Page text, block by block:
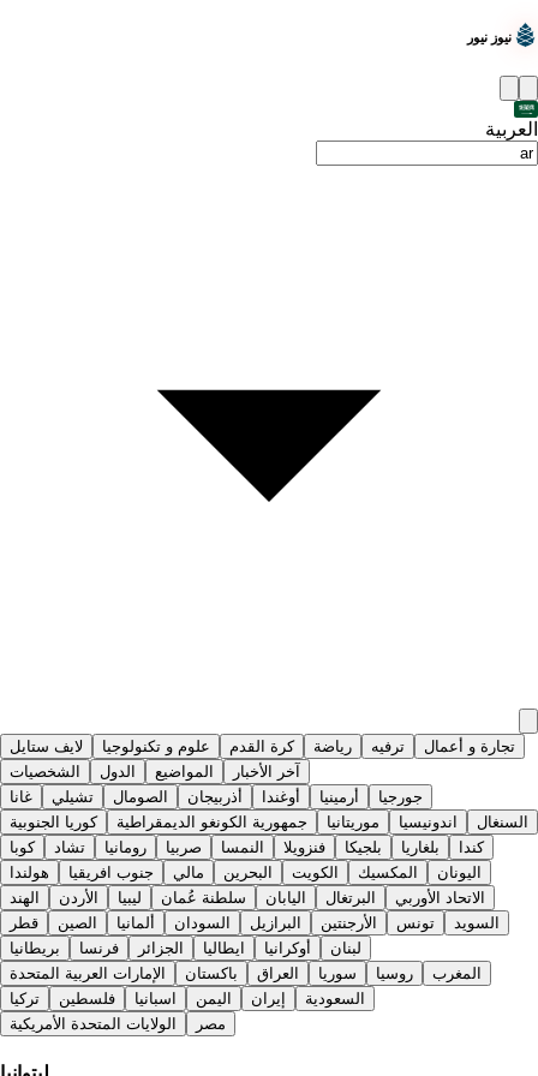
نيوز نيور
العربية
لايف ستايل علوم و تكنولوجيا كرة القدم رياضة ترفيه
تجارة و أعمال
الشخصيات
الدول المواضيع
آخر الأخبار
غانا
تشيلي الصومال أذربيجان أوغندا أرمينيا
جورجيا
كوريا الجنوبية
جمهورية الكونغو الديمقراطية موريتانيا اندونيسيا
السنغال
كوبا
تشاد رومانيا صربيا النمسا فنزويلا بلجيكا بلغاريا
كندا
هولندا
جنوب افريقيا مالي البحرين الكويت المكسيك
اليونان
الهند
الأردن ليبيا سلطنة عُمان اليابان البرتغال
الاتحاد الأوربي
قطر
الصين ألمانيا السودان البرازيل الأرجنتين تونس
السويد
بريطانيا
فرنسا الجزائر ايطاليا أوكرانيا
لبنان
الإمارات العربية المتحدة
باكستان العراق سوريا روسيا
المغرب
تركيا
فلسطين اسبانيا اليمن إيران
السعودية
الولايات المتحدة الأمريكية
مصر